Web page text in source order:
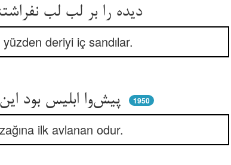
دیده را بر لب لب نفراشتند ** پوست را زان روی لب پنداشتند
deriyi iç sandılar.
1950
ilk avlanan odur.